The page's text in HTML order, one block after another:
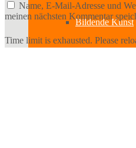
Bildende Kunst
Name, E-Mail-Adresse und
meinen nächsten Kommentar
Time limit is exhausted. Please